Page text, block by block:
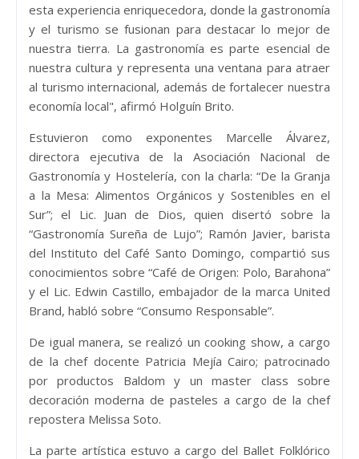
esta experiencia enriquecedora, donde la gastronomía
y el turismo se fusionan para destacar lo mejor de
nuestra tierra. La gastronomía es parte esencial de
nuestra cultura y representa una ventana para atraer
al turismo internacional, además de fortalecer nuestra
economía local", afirmó Holguín Brito.
Estuvieron como exponentes Marcelle Álvarez,
directora ejecutiva de la Asociación Nacional de
Gastronomía y Hostelería, con la charla: “De la Granja
a la Mesa: Alimentos Orgánicos y Sostenibles en el
Sur”; el Lic. Juan de Dios, quien disertó sobre la
“Gastronomía Sureña de Lujo”; Ramón Javier, barista
del Instituto del Café Santo Domingo, compartió sus
conocimientos sobre “Café de Origen: Polo, Barahona”
y el Lic. Edwin Castillo, embajador de la marca United
Brand, habló sobre “Consumo Responsable”.
De igual manera, se realizó un cooking show, a cargo
de la chef docente Patricia Mejía Cairo; patrocinado
por productos Baldom y un master class sobre
decoración moderna de pasteles a cargo de la chef
repostera Melissa Soto.
La parte artística estuvo a cargo del Ballet Folklórico